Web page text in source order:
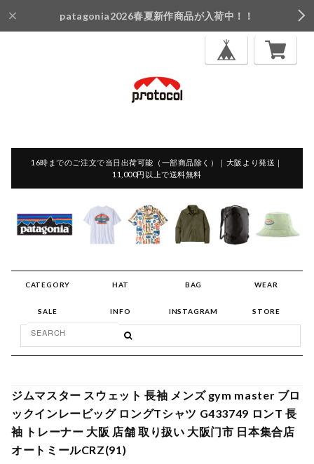
patagonia2026春夏新作商品が入荷中！！
16時までのご注文で当日出荷可能（一部商品除く）｜大阪より発送｜
11,000円以上で送料無料
CATEGORY HAT BAG WEAR
SALE INFO INSTAGRAM STORE
ジムマスター スウェット 長袖 メンズ gym master ブロ
ックインレービッグ ロングTシャツ G433749 ロンT 長
袖 トレーナー 大阪 店舗 取り扱い 大阪门市 日本集合店
オートミールCRZ(91)